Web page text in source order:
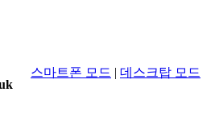
스마트폰 모드 | 데스크탑 모드